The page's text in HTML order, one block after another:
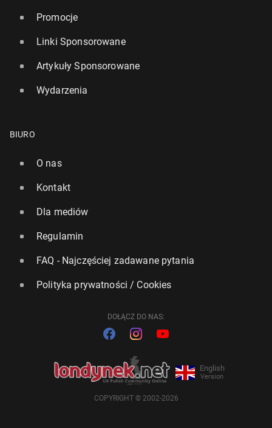
Promocje
Linki Sponsorowane
Artykuły Sponsorowane
Wydarzenia
BIURO
O nas
Kontakt
Dla mediów
Regulamin
FAQ - Najczęściej zadawane pytania
Polityka prywatności / Cookies
DOŁĄCZ DO NAS:
English
Version
COPYRIGHT © 2002-2026